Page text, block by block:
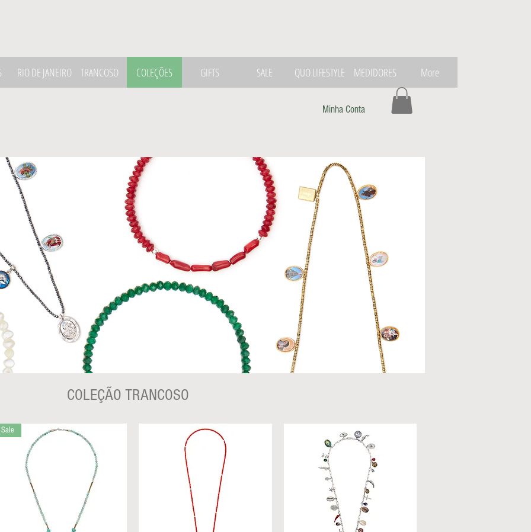
RIO DE JANEIRO TRANCOSO COLEÇÕES GIFTS SALE QUO LIFESTYLE MEDIDORES More
Minha Conta
COLEÇÃO TRANCOSO
Sale